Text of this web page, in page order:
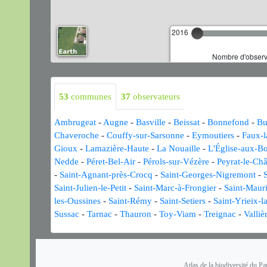
2016
Nombre
53 communes 37 observateurs
Ambrugeat -Augne - Basville - Beissat - Bonnefond -
Chaveroche - Couffy-sur-Sarsonne - Eymoutiers - Faux-
Gioux - Lamazière-Haute - La Nouaille - L'Église-aux-
Nedde - Péret-Bel-Air - Pérols-sur-Vézère - Peyrat-le-
- Saint-Agnant-près-Crocq - Saint-Georges-Nigremont -
Saint-Julien-le-Petit - Saint-Marc-à-Frongier - Saint-
les-Oussines - Saint-Rémy - Saint-Setiers - Saint-Yrieix-
Sussac - Tarnac - Thauron - Toy-Viam - Treignac -